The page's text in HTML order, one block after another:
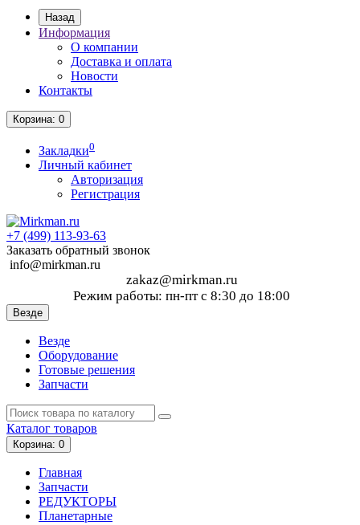
Назад
Информация
О компании
Доставка и оплата
Новости
Контакты
Корзина: 0
Закладки0
Личный кабинет
Авторизация
Регистрация
+7 (499) 113-93-63
Заказать обратный звонок
info@mirkman.ru
zakaz@mirkman.ru
Режим работы: пн-пт с 8:30 до 18:00
Везде
Везде
Оборудование
Готовые решения
Запчасти
Каталог товаров
Корзина: 0
Главная
Запчасти
РЕДУКТОРЫ
Планетарные